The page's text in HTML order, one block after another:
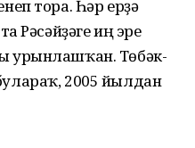
тора. Һәр ерҙә
Рәсәйҙәге иң эре
урынлашҡан. Төбәк-
2005 йылдан